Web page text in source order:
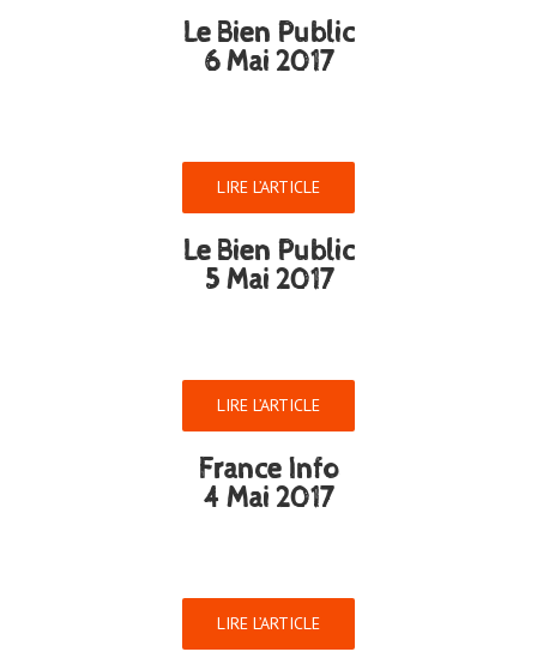
Le Bien Public
6 Mai 2017
LIRE L’ARTICLE
Le Bien Public
5 Mai 2017
LIRE L’ARTICLE
France Info
4 Mai 2017
LIRE L’ARTICLE